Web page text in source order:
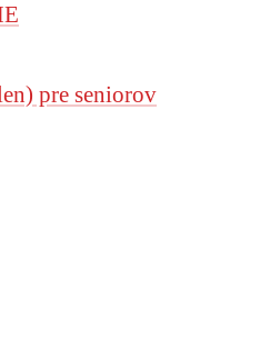
pre seniorov